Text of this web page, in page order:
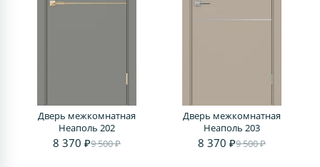
Дверь межкомнатная
Неаполь 202
8 370 ₽9 500 ₽
Дверь межкомнатная
Неаполь 203
8 370 ₽9 500 ₽